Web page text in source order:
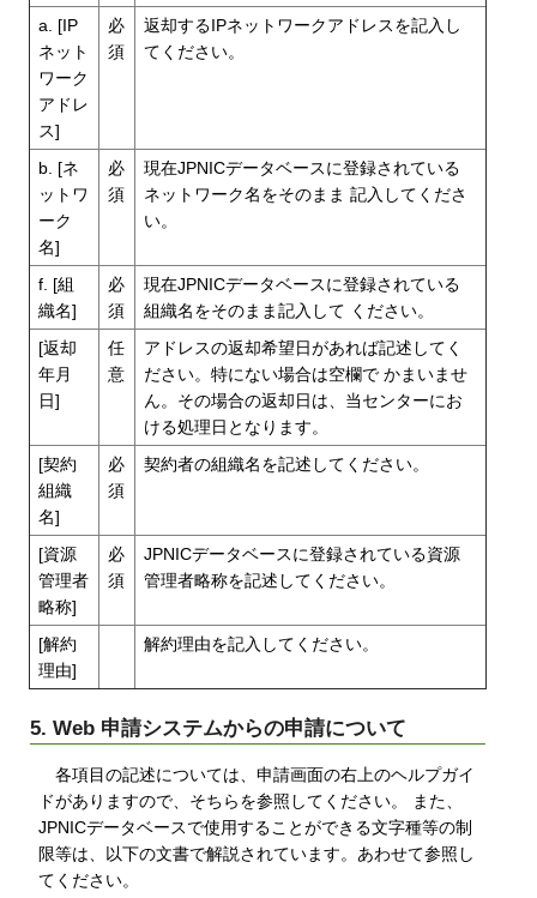
a. [IP
ネット
ワーク
アドレ
ス]
必
須
返却するIPネットワークアドレスを記入し
てください。
b. [ネ
ットワ
ーク
名]
必
須
現在JPNICデータベースに登録されている
ネットワーク名をそのまま 記入してくださ
い。
f. [組
織名]
必
須
現在JPNICデータベースに登録されている
組織名をそのまま記入して ください。
[返却
年月
日]
任
意
アドレスの返却希望日があれば記述してく
ださい。特にない場合は空欄で かまいませ
ん。その場合の返却日は、当センターにお
ける処理日となります。
[契約
組織
名]
必
須
契約者の組織名を記述してください。
[資源
管理者
略称]
必
須
JPNICデータベースに登録されている資源
管理者略称を記述してください。
[解約
理由]
解約理由を記入してください。
5. Web 申請システムからの申請について
各項目の記述については、申請画面の右上のヘルプガイ
ドがありますので、そちらを参照してください。 また、
JPNICデータベースで使用することができる文字種等の制
限等は、以下の文書で解説されています。あわせて参照し
てください。